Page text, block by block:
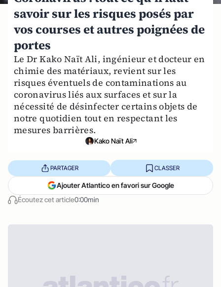
savoir sur les risques posés par
vos courses et autres poignées de
portes
Le Dr Kako Naït Ali, ingénieur et docteur en
chimie des matériaux, revient sur les
risques éventuels de contaminations au
coronavirus liés aux surfaces et sur la
nécessité de désinfecter certains objets de
notre quotidien tout en respectant les
mesures barrières.
Kako Naït Ali
Écoutez cet article0:00min
PARTAGER CLASSER
Ajouter Atlantico en favori sur Google